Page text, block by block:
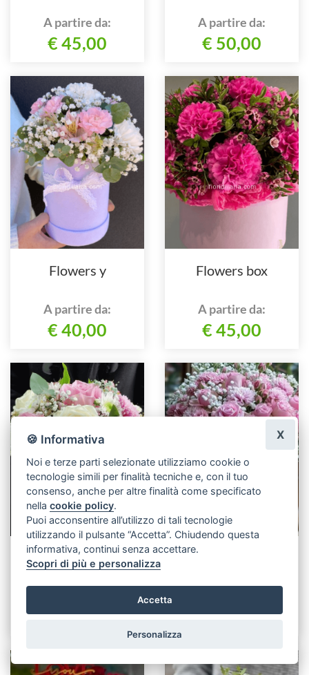
A partire da:
€ 45,00
A partire da:
€ 50,00
Flowers y
A partire da:
€ 40,00
Flowers box
A partire da:
€ 45,00
Flowers box
€ 55,00
Capelliera rose
€ 50,00
🍪 Informativa
Noi e terze parti selezionate utilizziamo cookie o
tecnologie simili per finalità tecniche e, con il tuo
consenso, anche per altre finalità come specificato
nellacookie policy.
Puoi acconsentire all’utilizzo di tali tecnologie
utilizzando il pulsante “Accetta”. Chiudendo questa
informativa, continui senza accettare.
Scopri di più e personalizza
Accetta
Personalizza
X